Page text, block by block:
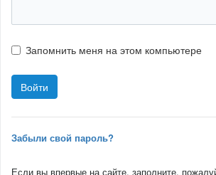
Запомнить меня на этом компьютере
Забыли свой пароль?
Если вы впервые на сайте, заполните,